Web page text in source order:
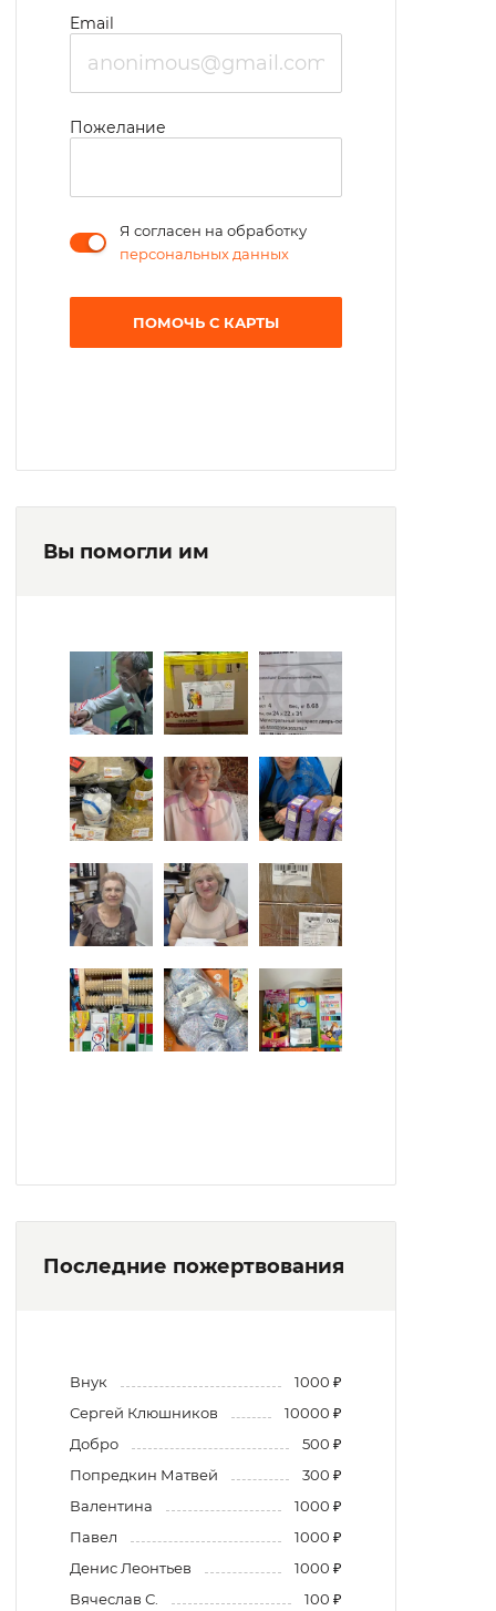
Email
Пожелание
Я согласен на обработку
персональных данных
ПОМОЧЬ С КАРТЫ
Вы помогли им
Последние пожертвования
Внук
1000 ₽
Сергей Клюшников
10000 ₽
Добро
500 ₽
Попредкин Матвей
300 ₽
Валентина
1000 ₽
Павел
1000 ₽
Денис Леонтьев
1000 ₽
Вячеслав С.
100 ₽